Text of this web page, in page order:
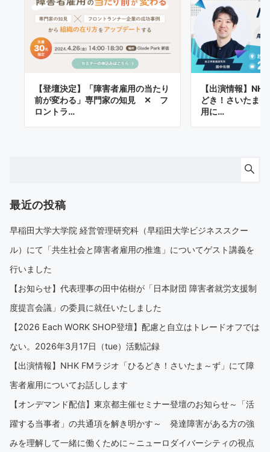
【登壇決定】「障害者雇用の当たり
前が変わる」専門家の知見 ✕ フ
ロントラ…
【出演情報】
どき！さいたま
用に…
最近の投稿
早稲田大学大学院 経営管理研究科（早稲田大学ビジネススクー
ル）にて「共生社会と障害者雇用の推進」についてゲスト講義を
行いました
【お知らせ】代表理事の田中佑樹が「日本財団 障害者就労支援制
度提言会議」の委員に就任いたしました
【2026 Each WORK SHOP登壇】配慮と自立はトレードオフでは
ない。2026年3月17日（tue）活動記録
【出演情報】NHK FMラジオ「ひるどき！さいたま～ず」にて障
害者雇用についてお話しします
【オンデマンド配信】東京都主催セミナー登壇のお知らせ～「活
躍する当事者」の共通項を解き明かす～ 発達障害がある方の強
みを理解して一緒に働くために～ニューロダイバーシティの視点